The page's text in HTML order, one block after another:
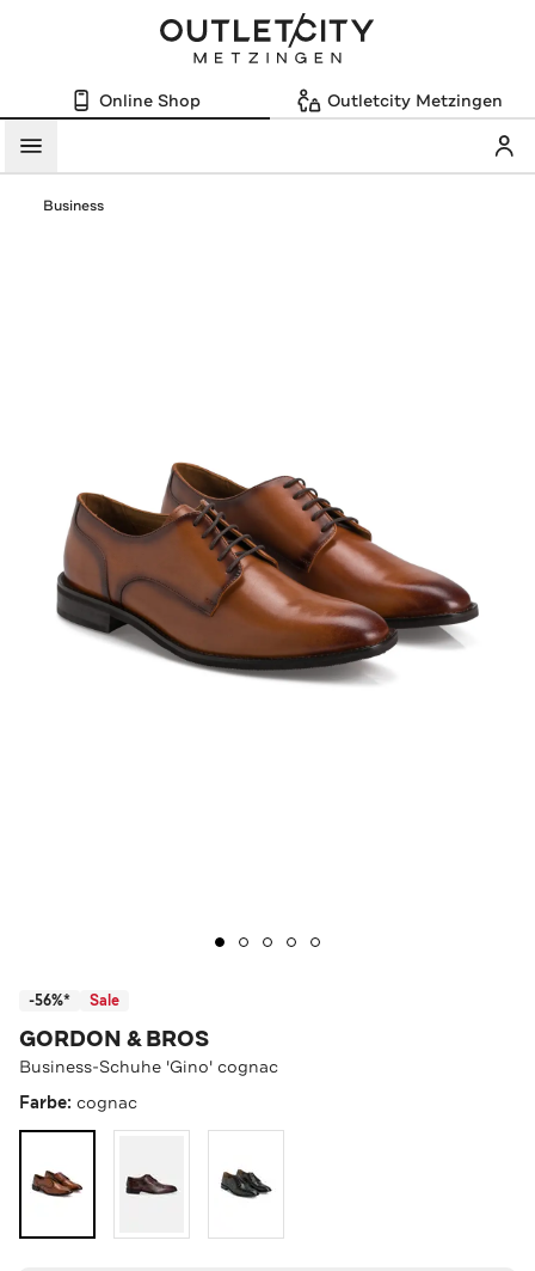
Online Shop Outletcity Metzingen
Menü
Business
-56%* Sale
GORDON & BROS
Business-Schuhe 'Gino' cognac
Farbe: cognac